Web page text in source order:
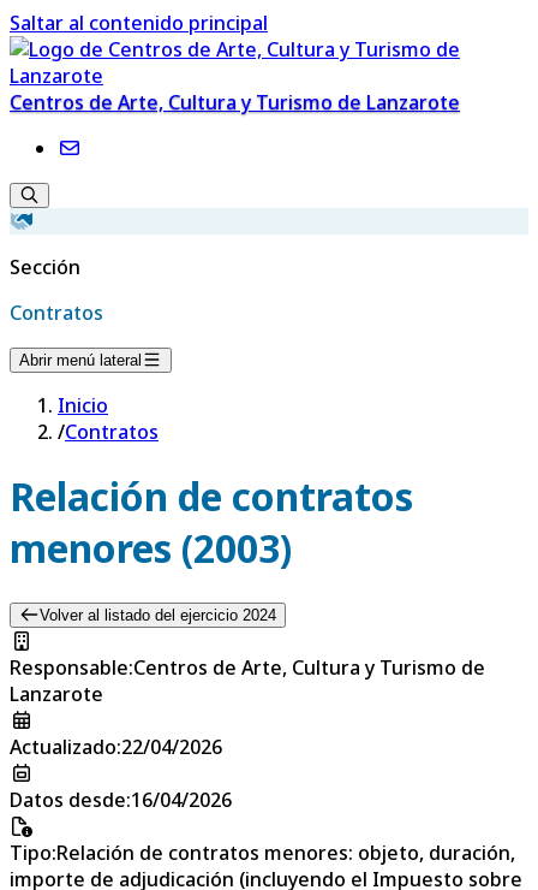
Saltar al contenido principal
Centros de Arte, Cultura y Turismo de Lanzarote
Sección
Contratos
Abrir menú lateral
Inicio
/Contratos
Relación de contratos
menores (2003)
Volver al listado del ejercicio 2024
Responsable:Centros de Arte, Cultura y Turismo de
Lanzarote
Actualizado:22/04/2026
Datos desde:16/04/2026
Tipo:Relación de contratos menores: objeto, duración,
importe de adjudicación (incluyendo el Impuesto sobre